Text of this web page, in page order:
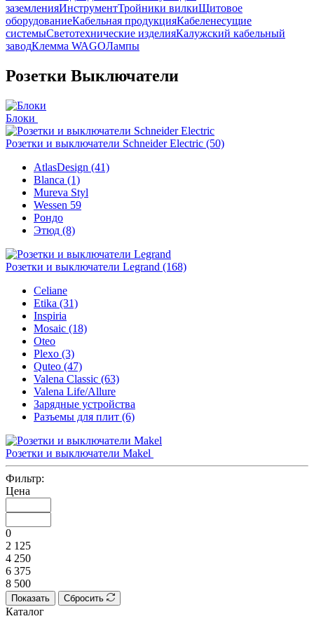
заземленияИнструментТройники вилкиЩитовое
оборудованиеКабельная продукцияКабеленесущие
системыСветотехнические изделияКалужский кабельный
заводКлемма WAGOЛампы
Розетки Выключатели
Блоки
Розетки и выключатели Schneider Electric (50)
AtlasDesign (41)
Blanca (1)
Mureva Styl
Wessen 59
Рондо
Этюд (8)
Розетки и выключатели Legrand (168)
Celiane
Etika (31)
Inspiria
Mosaic (18)
Oteo
Plexo (3)
Quteo (47)
Valena Classic (63)
Valena Life/Allure
Зарядные устройства
Разъемы для плит (6)
Розетки и выключатели Makel
Фильтр:
Цена
0
2 125
4 250
6 375
8 500
Показать Сбросить
Каталог